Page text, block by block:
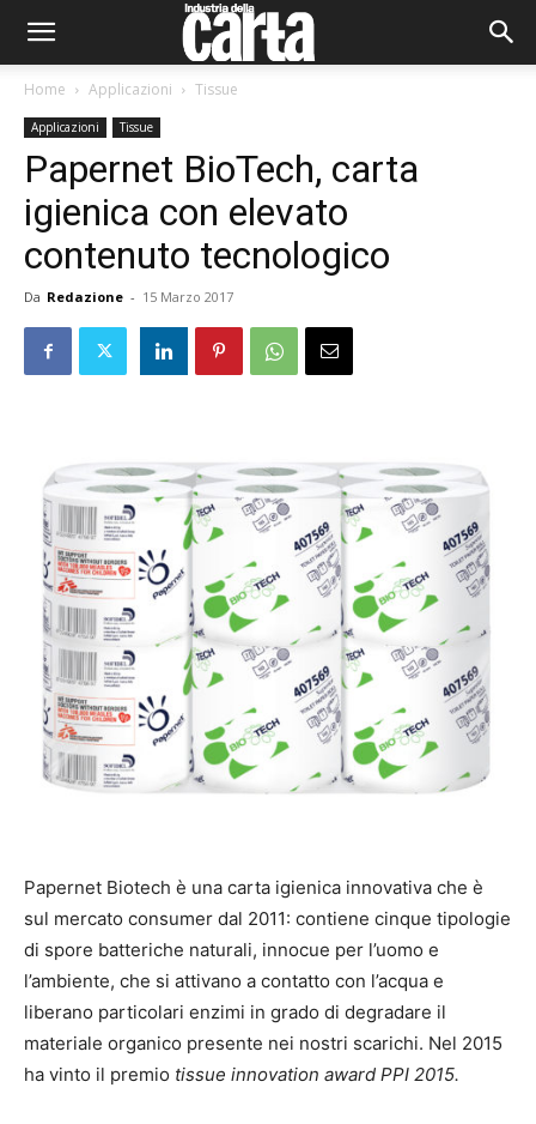
Home Applicazioni Tissue
Applicazioni Tissue
Papernet BioTech, carta
igienica con elevato
contenuto tecnologico
Da Redazione - 15 Marzo 2017
Papernet Biotech è una carta igienica innovativa che è
sul mercato consumer dal 2011: contiene cinque tipologie
di spore batteriche naturali, innocue per l’uomo e
l’ambiente, che si attivano a contatto con l’acqua e
liberano particolari enzimi in grado di degradare il
materiale organico presente nei nostri scarichi. Nel 2015
ha vinto il premio tissue innovation award PPI 2015.